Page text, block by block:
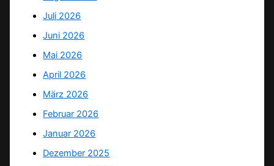
Juli 2026
Juni 2026
Mai 2026
April 2026
März 2026
Februar 2026
Januar 2026
Dezember 2025